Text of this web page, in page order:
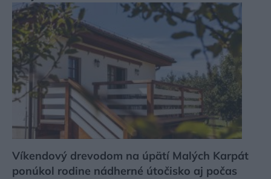
Víkendový drevodom na úpätí Malých Karpát
ponúkol rodine nádherné útočisko aj počas